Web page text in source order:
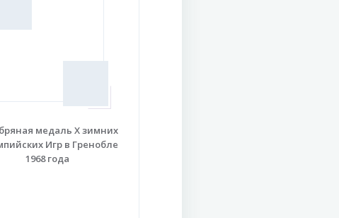
медаль X зимних
Игр в Гренобле
1968 года